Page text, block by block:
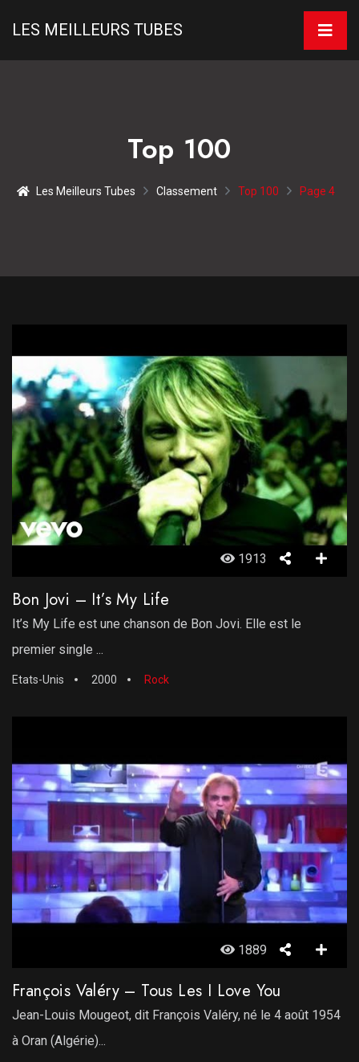
LES MEILLEURS TUBES
Top 100
Les Meilleurs Tubes Classement Top 100 Page 4
1913
Bon Jovi – It’s My Life
It’s My Life est une chanson de Bon Jovi. Elle est le
premier single ...
Etats-Unis 2000 Rock
1889
François Valéry – Tous Les I Love You
Jean-Louis Mougeot, dit François Valéry, né le 4 août 1954
à Oran (Algérie)...